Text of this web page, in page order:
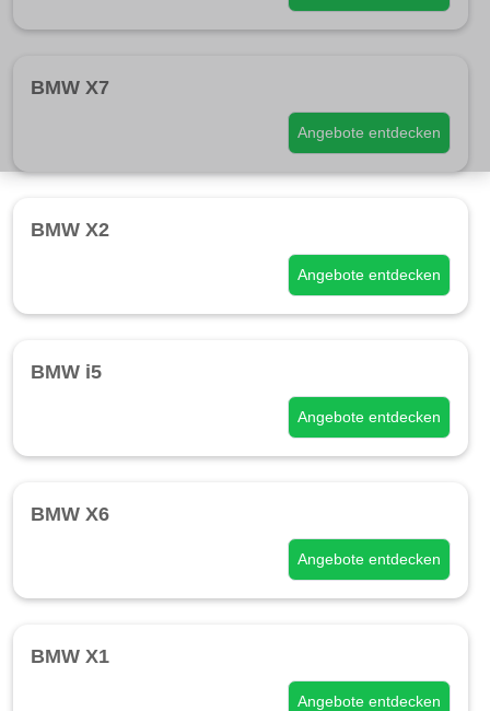
BMW X7
Angebote entdecken
BMW X2
Angebote entdecken
BMW i5
Angebote entdecken
BMW X6
Angebote entdecken
BMW X1
Angebote entdecken